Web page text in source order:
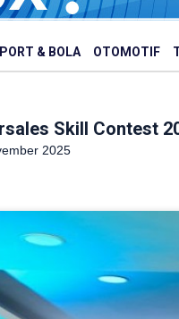
& BOLA OTOMOTIF
Skill Contest
2025